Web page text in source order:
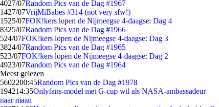
4027/07Random Pics van de Dag #1967
1427/07VrijMiBabes #314 (not very sfw!)
1525/07FOK!kers lopen de Nijmeegse 4-daagse: Dag 4
8325/07Random Pics van de Dag #1966
524/07FOK!kers lopen de Nijmeegse 4-daagse: Dag 3
3824/07Random Pics van de Dag #1965
523/07FOK!kers lopen de Nijmeegse 4-daagse: Dag 2
4923/07Random Pics van de Dag #1964
Meest gelezen
5602200:45Random Pics van de Dag #1978
194214:35Onlyfans-model met G-cup wil als NASA-ambassadeur
naar maan